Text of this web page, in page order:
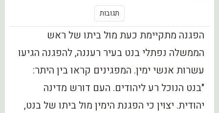
תגובות
הפגנה מתקיימת כעת מול ביתו של ראש
הממשלה נפתלי בנט בעיר רעננה, להפגנה הגיעו
עשרות אנשי ימין. המפגינים קראו בין היתר:
"בנט הנוכל רע ליהודים. העם דורש מדינה
יהודית. יצוין כי הפגנת הימין מול ביתו של בנט,